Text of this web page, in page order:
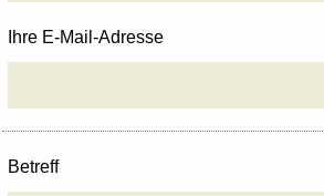
Ihre E-Mail-Adresse
Betreff